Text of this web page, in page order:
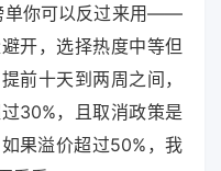
单你可以反过来用——
开，选择热度中等但
前十天到两周之间，
30%，且取消政策是
果溢价超过50%，我